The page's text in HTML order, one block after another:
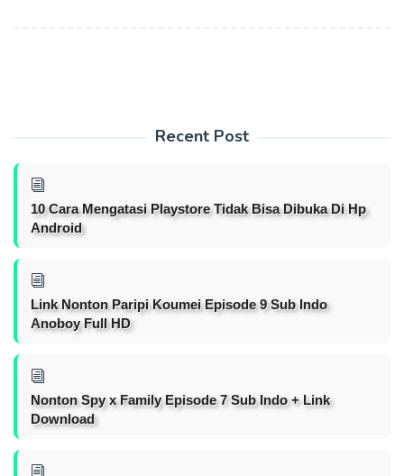
Recent Post
10 Cara Mengatasi Playstore Tidak Bisa Dibuka Di Hp
Android
Link Nonton Paripi Koumei Episode 9 Sub Indo
Anoboy Full HD
Nonton Spy x Family Episode 7 Sub Indo + Link
Download